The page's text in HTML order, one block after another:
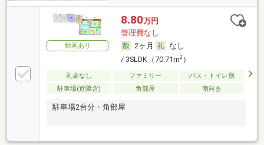
動画あり
8.80万円
管理費なし
2ヶ月
なし
/ 3SLDK（70.71m2）
礼金なし ファミリー
バス・トイレ別
駐車場(近隣含)
角部屋 南向き
駐車場2台分・角部屋